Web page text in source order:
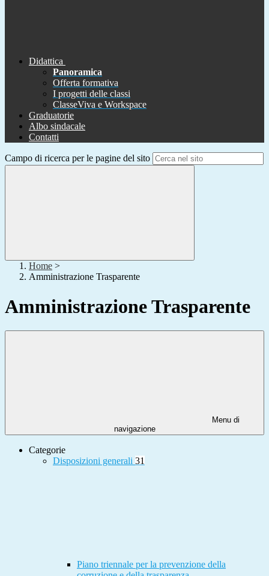
Didattica
Panoramica
Offerta formativa
I progetti delle classi
ClasseViva e Workspace
Graduatorie
Albo sindacale
Contatti
Campo di ricerca per le pagine del sito
Home >
Amministrazione Trasparente
Amministrazione Trasparente
Menu di
navigazione
Categorie
Disposizioni generali 31
Piano triennale per la prevenzione della